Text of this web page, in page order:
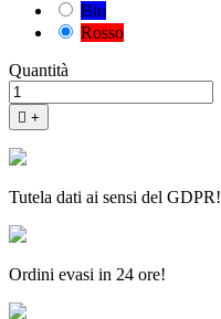
Blu
Rosso
Quantità
 +
Tutela dati ai sensi del GDPR!
Ordini evasi in 24 ore!